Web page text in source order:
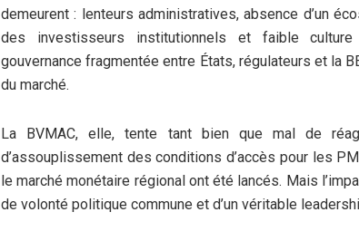
demeurent : lenteurs administratives, absence d’un
des investisseurs institutionnels et faible
gouvernance fragmentée entre États, régulateurs et la
du marché.
La BVMAC, elle, tente tant bien que mal de
d’assouplissement des conditions d’accès pour les
le marché monétaire régional ont été lancés. Mais
de volonté politique commune et d’un véritable